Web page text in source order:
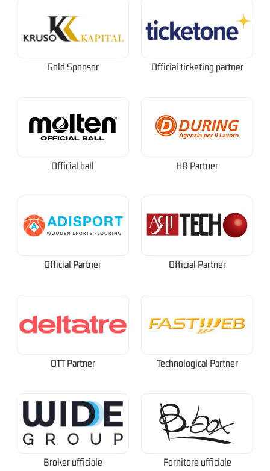
Gold Sponsor Official ticketing partner
Official ball HR Partner
Official Partner Official Partner
OTT Partner Technological Partner
Broker ufficiale Fornitore ufficiale